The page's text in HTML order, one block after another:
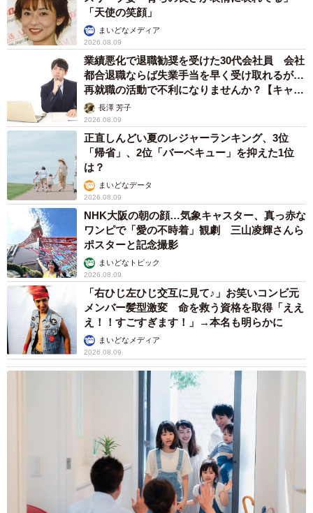
「天使の笑顔」
まいどなメディア
2026.08.09
業績悪化で退職勧奨を受けた30代会社員 会社
都合退職ならば失業手当を早く受け取れるが…
再就職の活動で不利になりませんか？【キャリ
アカウンセラーが解説】
長澤 芳子
2026.08.09
正直しんどい夏のレジャーランキング、3位
「帰省」、2位「バーベキュー」を抑えた1位
は？
まいどなデータ
2026.08.09
NHK大阪の朝の顔…気象キャスター、真っ赤な
ワンピで「愛の不時着」観劇 三山凌輝さんら
ポスターと記念撮影
まいどなトピック
2026.08.09
「右ひじ左ひじ交互に見て♪」お笑いコンビ元
メンバー髪型激変 命を救う資格を取得「ええ
え！！すごすぎます！」→本名も明らかに
まいどなメディア
2026.08.09